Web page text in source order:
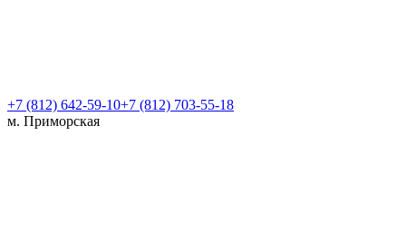
+7 (812) 642-59-10+7 (812) 703-55-18
м. Приморская